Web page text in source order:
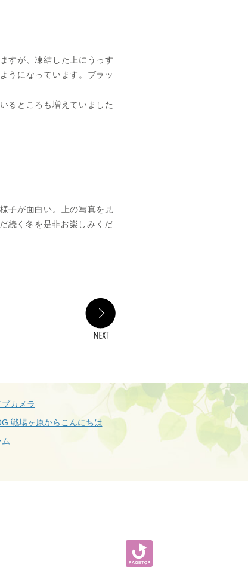
すが、凍結した上にうっす
うになっています。ブラッ
るところも増えていました
子が面白い。上の写真を見
続く冬を是非お楽しみくだ
ブカメラ
戦場ヶ原からこんにちは